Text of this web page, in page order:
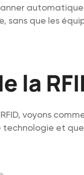
sans que les
la
voyons
et